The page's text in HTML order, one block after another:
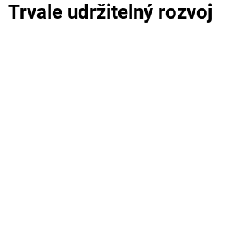
Trvale udržitelný rozvoj